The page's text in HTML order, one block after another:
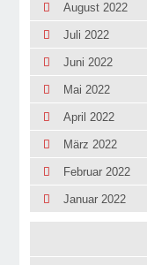
August 2022
Juli 2022
Juni 2022
Mai 2022
April 2022
März 2022
Februar 2022
Januar 2022